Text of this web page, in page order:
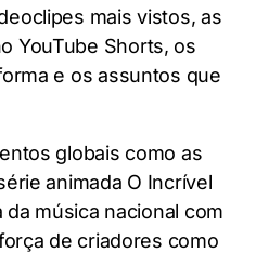
mais vistos, as
YouTube Shorts, os
e os assuntos que
globais como as
animada O Incrível
música nacional com
de criadores como